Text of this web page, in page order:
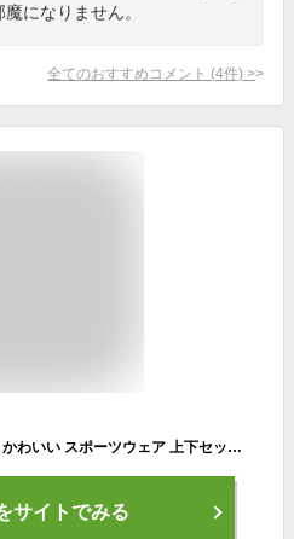
になりません。
全てのおすすめコメント (4件) >
トレーニングウェア レディース かわいい スポーツウェア 上下セット 半袖/長袖 春 夏 ジムウェア セットアップ ストレッチ ゆったり 大きいサイズ プラスサイズ ジョギングウェア フィットネスウェア
サイトでみる